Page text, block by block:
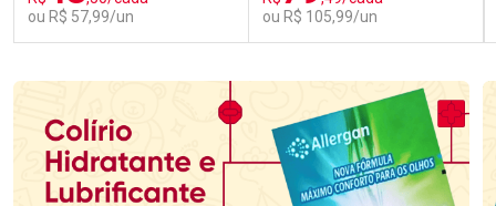
ou R$ 57,99/un
ou R$ 105,99/un
Laboratório
Por Menos